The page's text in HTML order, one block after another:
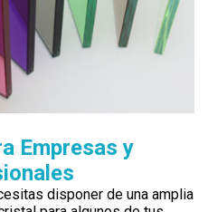
Empresas y
disponer de una amplia